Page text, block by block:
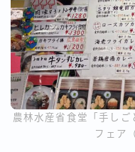
農林水産省食堂「手し
フェア